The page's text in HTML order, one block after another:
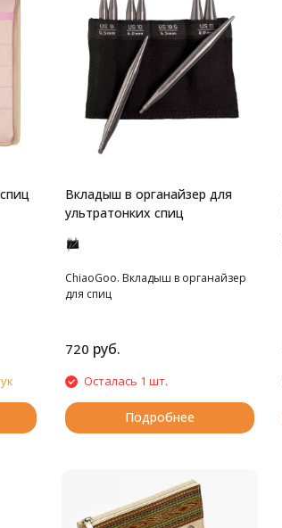
Вкладыш в органайзер для
ультратонких спиц
ChiaoGoo. Вкладыш в органайзер
для спиц
720 руб.
Осталась 1 шт.
Подробнее